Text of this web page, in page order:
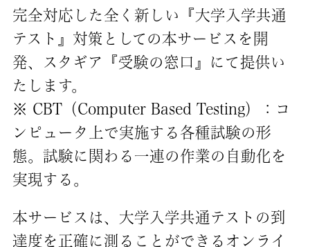
完全対応した全く新しい『大学入学共通
テスト』対策としての本サービスを開
発、スタギア『受験の窓口』にて提供い
たします。
※ CBT（Computer Based Testing）：コ
ンピュータ上で実施する各種試験の形
態。試験に関わる一連の作業の自動化を
実現する。
本サービスは、大学入学共通テストの到
達度を正確に測ることができるオンライ